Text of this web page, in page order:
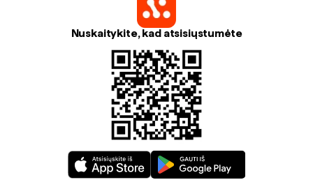
Nuskaitykite, kad atsisiųstumėte